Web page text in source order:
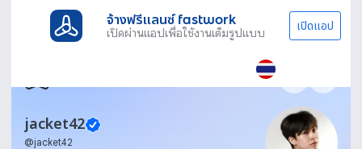
จ้างฟรีแลนซ์ fastwork
เปิดผ่านแอปเพื่อใช้งานเต็มรูปแบบ เปิดแอป
jacket42
@jacket42